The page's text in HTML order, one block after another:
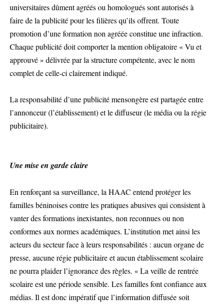
universitaires dûment agréés ou homologués sont autorisés à
faire de la publicité pour les filières qu’ils offrent. Toute
promotion d’une formation non agréée constitue une infraction.
Chaque publicité doit comporter la mention obligatoire « Vu et
approuvé » délivrée par la structure compétente, avec le nom
complet de celle-ci clairement indiqué.
La responsabilité d’une publicité mensongère est partagée entre
l’annonceur (l’établissement) et le diffuseur (le média ou la régie
publicitaire).
Une mise en garde claire
En renforçant sa surveillance, la HAAC entend protéger les
familles béninoises contre les pratiques abusives qui consistent à
vanter des formations inexistantes, non reconnues ou non
conformes aux normes académiques. L’institution met ainsi les
acteurs du secteur face à leurs responsabilités : aucun organe de
presse, aucune régie publicitaire et aucun établissement scolaire
ne pourra plaider l’ignorance des règles. « La veille de rentrée
scolaire est une période sensible. Les familles font confiance aux
médias. Il est donc impératif que l’information diffusée soit